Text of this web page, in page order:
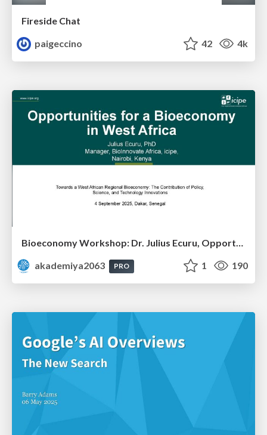
Fireside Chat
paigeccino
42 4k
Bioeconomy Workshop: Dr. Julius Ecuru, Opportunities for a Bioeconomy in West Africa
akademiya2063
PRO 1 190